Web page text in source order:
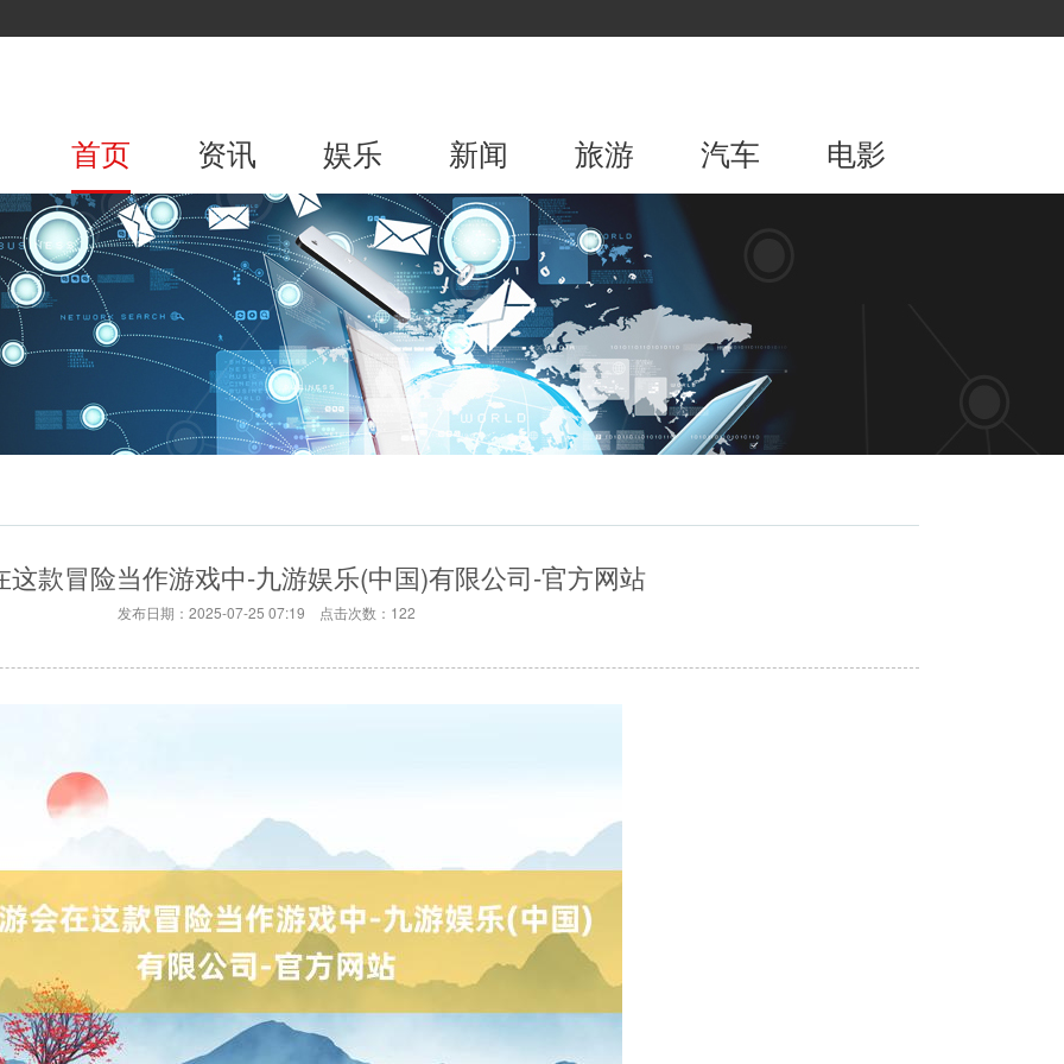
首页 资讯 娱乐 新闻 旅游 汽车 电影
这款冒险当作游戏中-九游娱乐(中国)有限公司-官方网站
发布日期：2025-07-25 07:19 点击次数：122